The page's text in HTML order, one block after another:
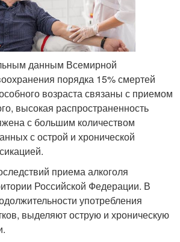
данным Всемирной
порядка 15% смертей
возраста связаны с приемом
высокая распространенность
с большим количеством
с острой и хронической
приема алкоголя
Российской Федерации. В
употребления
выделяют острую и хроническую